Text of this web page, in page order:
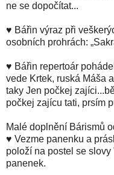
ne se dopočítat...
♥ Bářin výraz při
osobních prohrách:
♥ Bářin repertoár
vede Krtek, ruská Máša
taky Jen počkej
počkej zajícu tati, prsím
Malé doplnění Bárismů
♥ Vezme panenku a
položí na postel se
panenek.